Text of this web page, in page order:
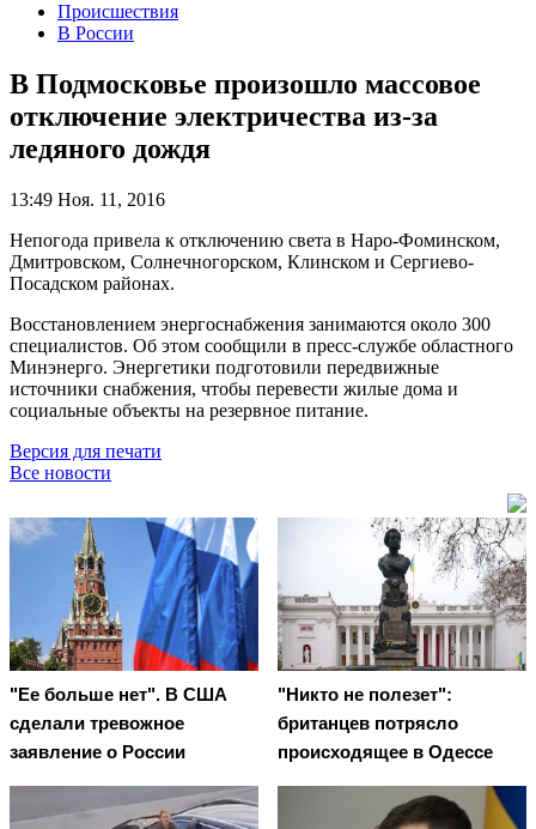
Происшествия
В России
В Подмосковье произошло массовое
отключение электричества из-за
ледяного дождя
13:49 Ноя. 11, 2016
Непогода привела к отключению света в Наро-Фоминском,
Дмитровском, Солнечногорском, Клинском и Сергиево-
Посадском районах.
Восстановлением энергоснабжения занимаются около 300
специалистов. Об этом сообщили в пресс-службе областного
Минэнерго. Энергетики подготовили передвижные
источники снабжения, чтобы перевести жилые дома и
социальные объекты на резервное питание.
Версия для печати
Все новости
"Ее больше нет". В США
сделали тревожное
заявление о России
"Никто не полезет":
британцев потрясло
происходящее в Одессе